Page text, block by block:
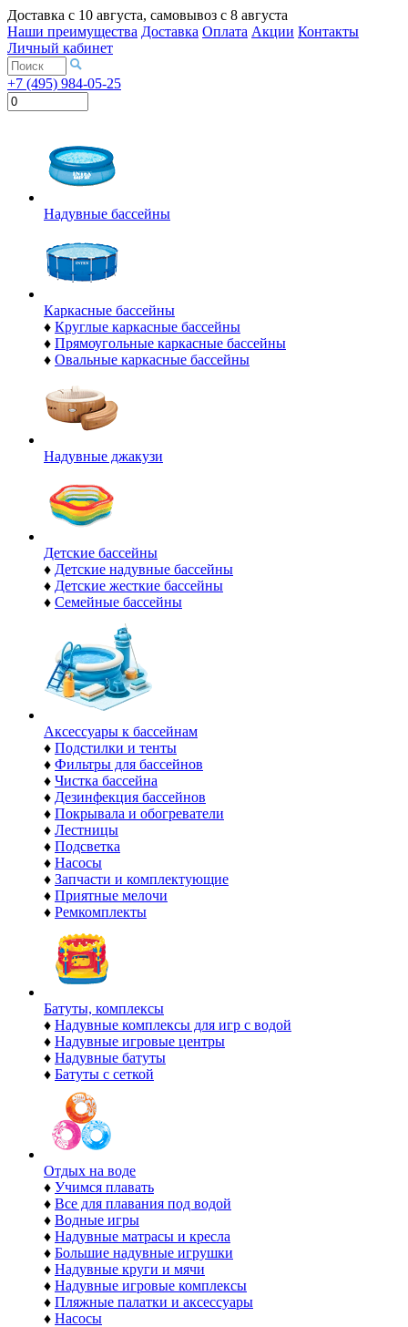
Доставка с 10 августа, самовывоз с 8 августа
Наши преимущества Доставка Оплата Акции Контакты
Личный кабинет
+7 (495) 984-05-25
Надувные бассейны
Каркасные бассейны
♦ Круглые каркасные бассейны
♦ Прямоугольные каркасные бассейны
♦ Овальные каркасные бассейны
Надувные джакузи
Детские бассейны
♦ Детские надувные бассейны
♦ Детские жесткие бассейны
♦ Семейные бассейны
Аксессуары к бассейнам
♦ Подстилки и тенты
♦ Фильтры для бассейнов
♦ Чистка бассейна
♦ Дезинфекция бассейнов
♦ Покрывала и обогреватели
♦ Лестницы
♦ Подсветка
♦ Насосы
♦ Запчасти и комплектующие
♦ Приятные мелочи
♦ Ремкомплекты
Батуты, комплексы
♦ Надувные комплексы для игр с водой
♦ Надувные игровые центры
♦ Надувные батуты
♦ Батуты с сеткой
Отдых на воде
♦ Учимся плавать
♦ Все для плавания под водой
♦ Водные игры
♦ Надувные матрасы и кресла
♦ Большие надувные игрушки
♦ Надувные круги и мячи
♦ Надувные игровые комплексы
♦ Пляжные палатки и аксессуары
♦ Насосы